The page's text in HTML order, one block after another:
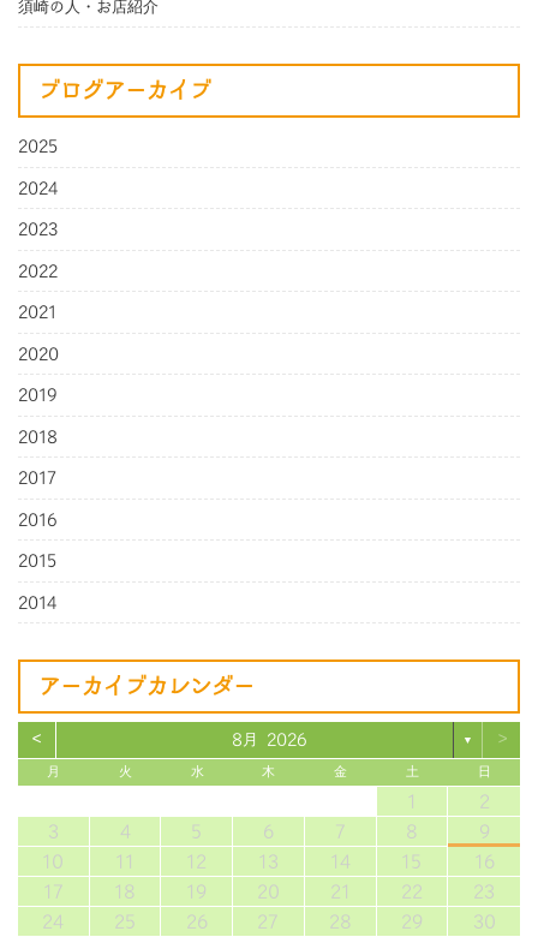
須崎の人・お店紹介
ブログアーカイブ
2025
2024
2023
2022
2021
2020
2019
2018
2017
2016
2015
2014
アーカイブカレンダー
< 8月 2026 ▼ >
月 火 水 木 金 土 日
1
2
3
4 5 6 7 8
9
10
11 12 13 14 15
16
17
18 19 20 21 22
23
24
25 26 27 28 29
30